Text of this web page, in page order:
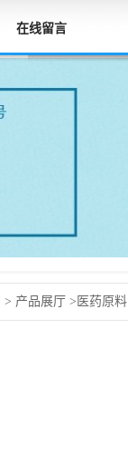
在线留言
> 产品展厅 > 医药原料